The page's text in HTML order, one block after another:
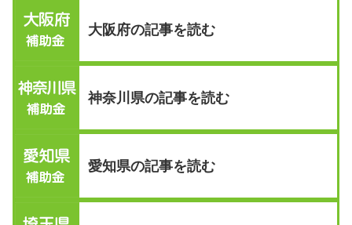
大阪府の記事を読む
神奈川県の記事を読む
愛知県の記事を読む